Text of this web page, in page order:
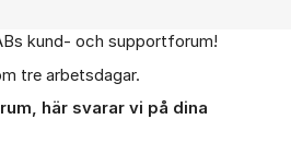
kund- och supportforum!
tre arbetsdagar.
här svarar vi på dina